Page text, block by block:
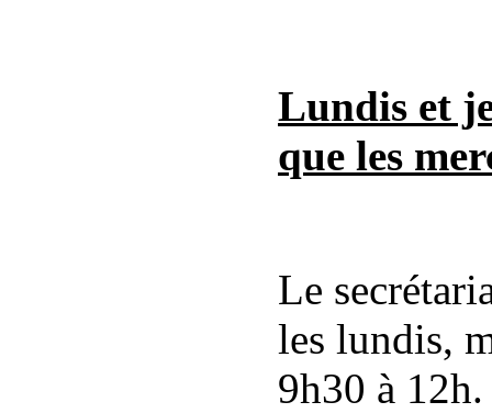
Lundis et
que les
Le
les lundis,
9h30 à 12h.